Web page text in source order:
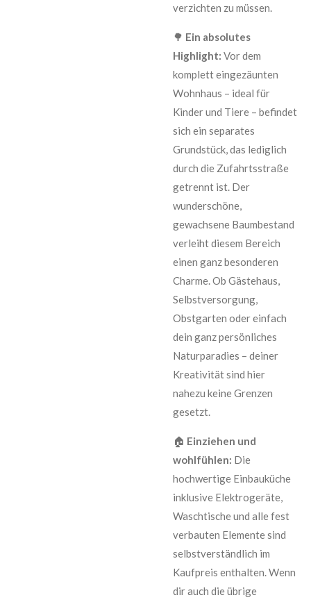
verzichten zu müssen.
🌳 Ein absolutes
Highlight: Vor dem
komplett eingezäunten
Wohnhaus – ideal für
Kinder und Tiere – befindet
sich ein separates
Grundstück, das lediglich
durch die Zufahrtsstraße
getrennt ist. Der
wunderschöne,
gewachsene Baumbestand
verleiht diesem Bereich
einen ganz besonderen
Charme. Ob Gästehaus,
Selbstversorgung,
Obstgarten oder einfach
dein ganz persönliches
Naturparadies – deiner
Kreativität sind hier
nahezu keine Grenzen
gesetzt.
🏠 Einziehen und
wohlfühlen: Die
hochwertige Einbauküche
inklusive Elektrogeräte,
Waschtische und alle fest
verbauten Elemente sind
selbstverständlich im
Kaufpreis enthalten. Wenn
dir auch die übrige